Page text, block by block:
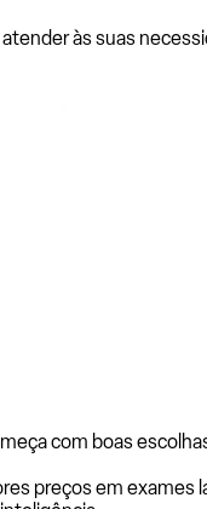
às suas
com boas
preços em exames